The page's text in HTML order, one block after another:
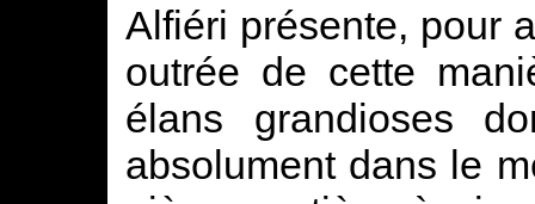
Alfiéri présente, pour
outrée de cette
élans grandioses
absolument dans le